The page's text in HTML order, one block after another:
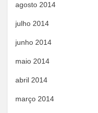
agosto 2014
julho 2014
junho 2014
maio 2014
abril 2014
março 2014